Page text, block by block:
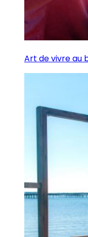
Art de vivre au